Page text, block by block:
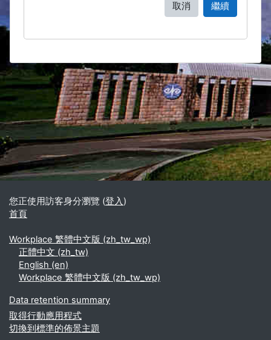
取消 繼續
區塊
補充內容區塊
您正使用訪客身分瀏覽 (登入)
首頁
Workplace 繁體中文版 ‎(zh_tw_wp)‎
正體中文 ‎(zh_tw)‎
English ‎(en)‎
Workplace 繁體中文版 ‎(zh_tw_wp)‎
Data retention summary
取得行動應用程式
切換到標準的佈景主題